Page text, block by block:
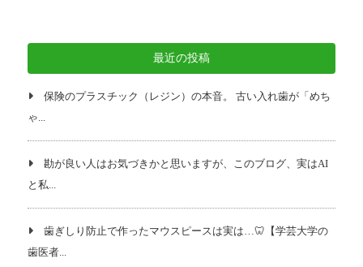
最近の投稿
保険のプラスチック（レジン）の本音。 古い入れ歯が「めち
ゃ...
勘が良い人はお気づきかと思いますが、このブログ、実はAI
と私...
歯ぎしり防止で作ったマウスピースは実は…🦷【学芸大学の
歯医者...